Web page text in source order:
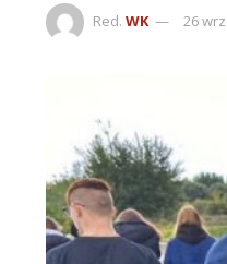
Red. WK 26